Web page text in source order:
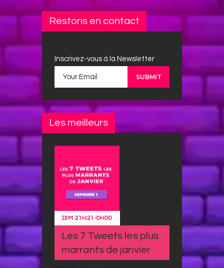
Restons en contact
Inscrivez-vous à la Newsletter
Les meilleurs
DIM 21H21 -0H00
Les 7 Tweets les plus
marrants de janvier